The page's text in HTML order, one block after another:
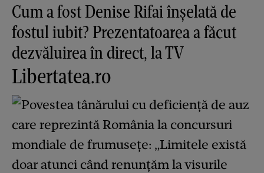
Cum a fost Denise Rifai înșelată de
fostul iubit? Prezentatoarea a făcut
dezvăluirea în direct, la TV
Libertatea.ro